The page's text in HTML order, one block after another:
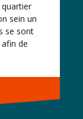
sein un
se sont
de